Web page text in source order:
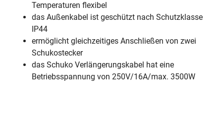
Temperaturen flexibel
das Außenkabel ist geschützt nach Schutzklasse
IP44
ermöglicht gleichzeitiges Anschließen von zwei
Schukostecker
das Schuko Verlängerungskabel hat eine
Betriebsspannung von 250V/16A/max. 3500W